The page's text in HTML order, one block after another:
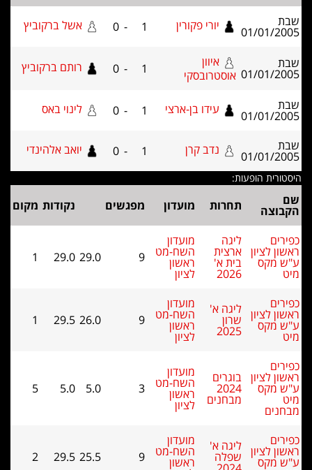
01/01/ יורי פקורין 1
0 אשל ברקוביץ
01/01/
איוון
אוסטרובסקי
0 רותם ברקוביץ
01/01/ עידו בן-ארצי 1
0 לינוי באס
01/01/ נדב קרן 0 יואב אלהינדי
הופעות:
תחרות מועדון מפגשים נקודות מקום
לציון
מקס
ארצית
בית א'
2026
מועדון
השח-מט
ראשון
לציון
9
29.0
1
לציון
מקס
ליגה א'
שרון
2025
מועדון
השח-מט
ראשון
לציון
9
29.5
1
לציון
מקס
בוגרים
2024
מבחנים
מועדון
השח-מט
ראשון
לציון
3
5.0
5
לציון
מקס
ליגה א'
שפלה
מועדון
השח-מט
ראשון 9
29.5
2